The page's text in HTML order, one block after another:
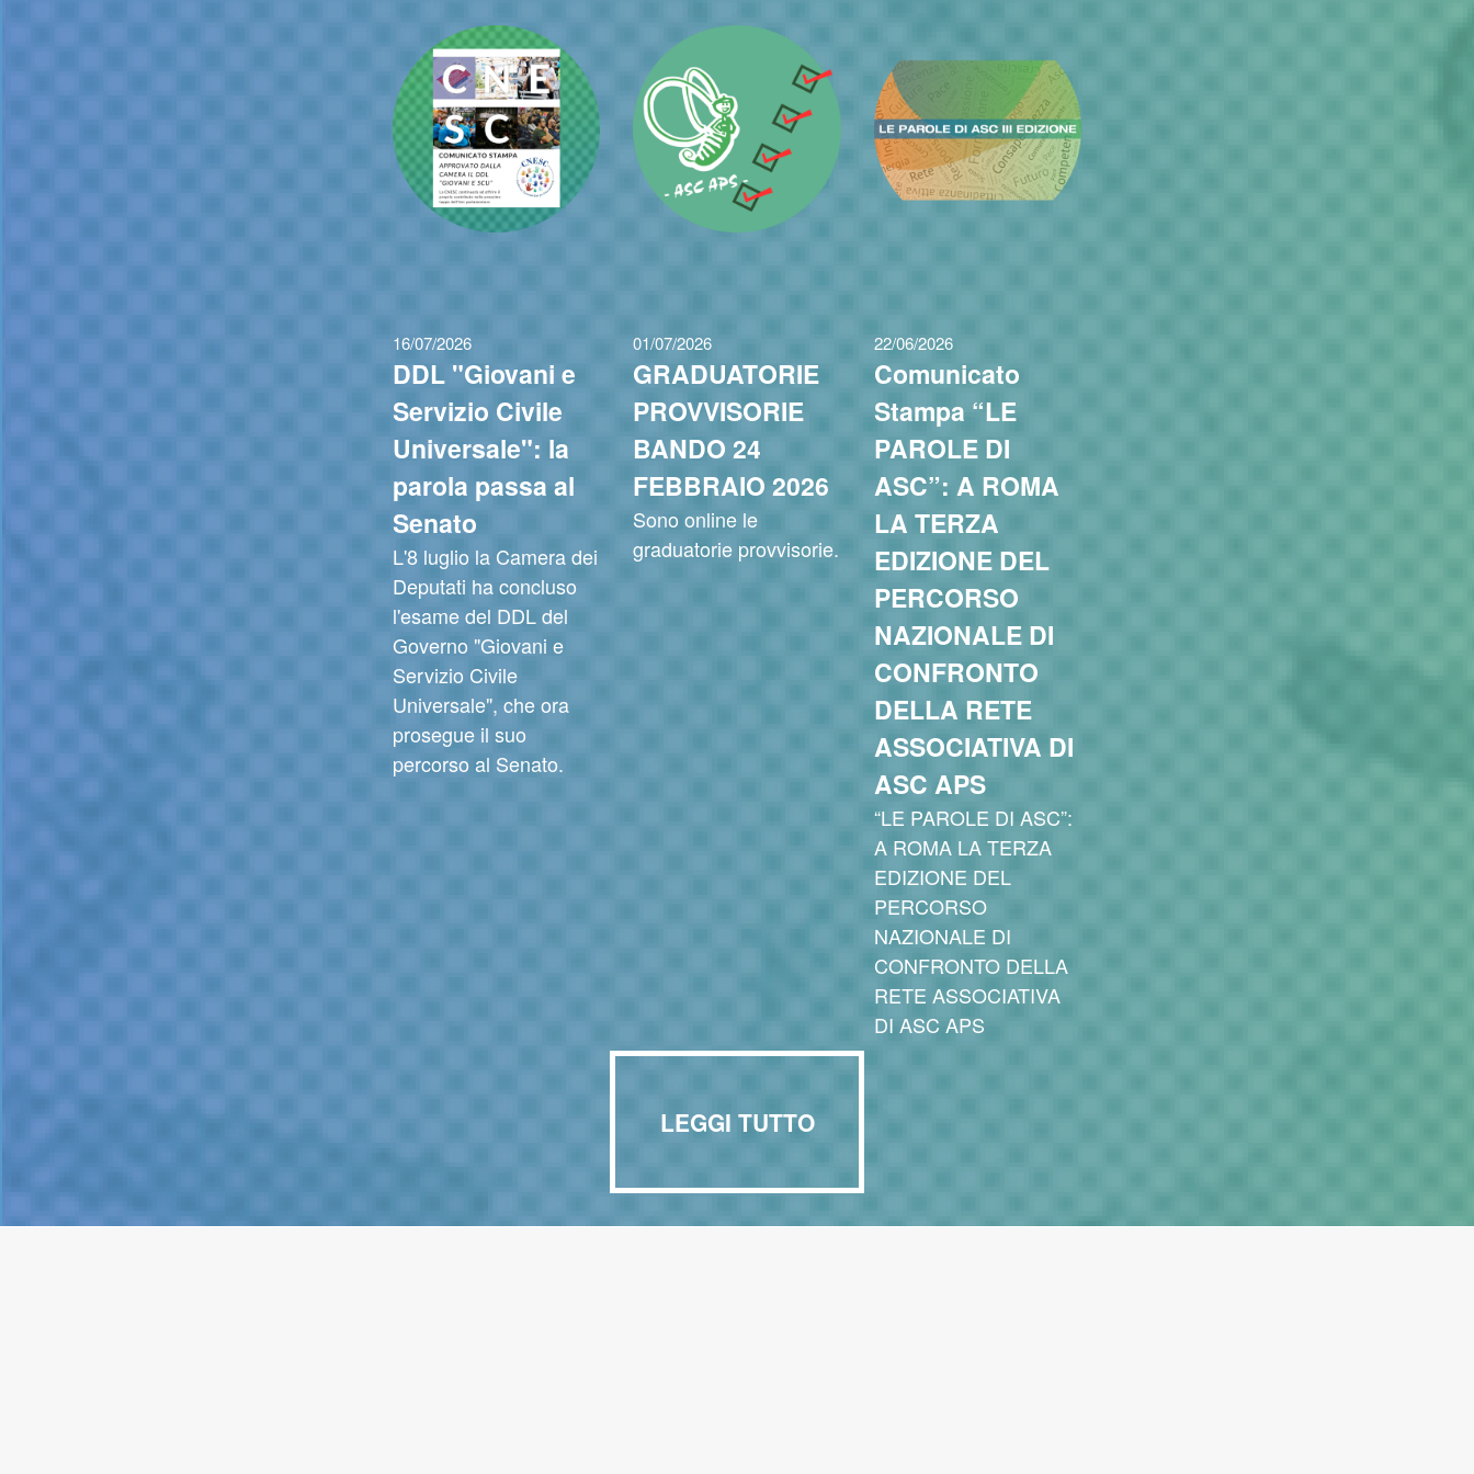
16/07/2026
DDL "Giovani e
Servizio Civile
Universale": la
parola passa al
Senato
L'8 luglio la Camera dei
Deputati ha concluso
l'esame del DDL del
Governo "Giovani e
Servizio Civile
Universale", che ora
prosegue il suo
percorso al Senato.
01/07/2026
GRADUATORIE
PROVVISORIE
BANDO 24
FEBBRAIO 2026
Sono online le
graduatorie provvisorie.
22/06/2026
Comunicato
Stampa “LE
PAROLE DI
ASC”: A ROMA
LA TERZA
EDIZIONE DEL
PERCORSO
NAZIONALE DI
CONFRONTO
DELLA RETE
ASSOCIATIVA DI
ASC APS
“LE PAROLE DI ASC”:
A ROMA LA TERZA
EDIZIONE DEL
PERCORSO
NAZIONALE DI
CONFRONTO DELLA
RETE ASSOCIATIVA
DI ASC APS
LEGGI TUTTO